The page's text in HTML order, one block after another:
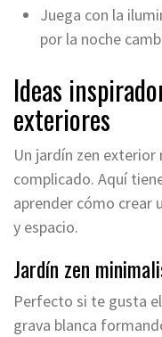
Juega con la
por la noche
Ideas
exteriores
Un jardín zen
complicado. Aquí
aprender cómo crear
y espacio.
Jardín zen
Perfecto si te gusta
grava blanca